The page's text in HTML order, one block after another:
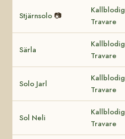
Stjärnsolo 📷
Kallblodig
Travare
Särla
Kallblodig
Travare
Solo Jarl
Kallblodig
Travare
Sol Neli
Kallblodig
Travare